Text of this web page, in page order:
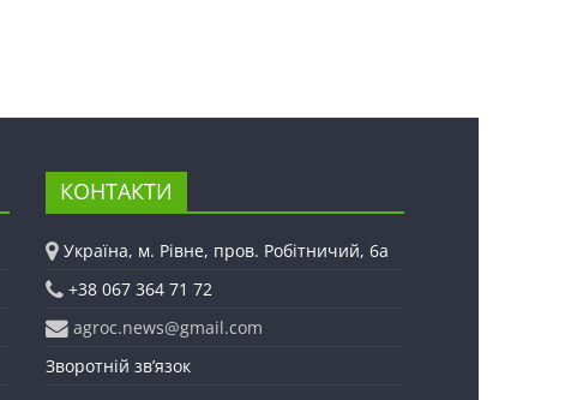
КОНТАКТИ
Україна, м. Рівне, пров. Робітничий, 6а
+38 067 364 71 72
agroc.news@gmail.com
Зворотній зв’язок